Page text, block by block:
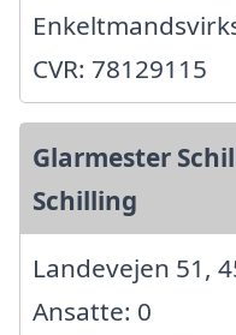
CVR: 78129115
Glarmester
Schilling
Landevejen 51,
Ansatte: 0